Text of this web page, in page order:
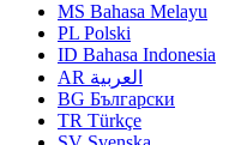
MS Bahasa Melayu
PL Polski
ID Bahasa Indonesia
AR العربية
BG Български
TR Türkçe